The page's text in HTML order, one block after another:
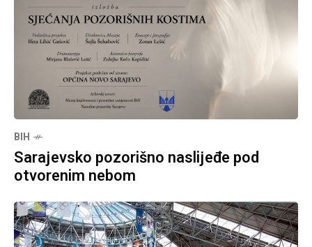
BIH
Sarajevsko pozorišno naslijeđe pod
otvorenim nebom